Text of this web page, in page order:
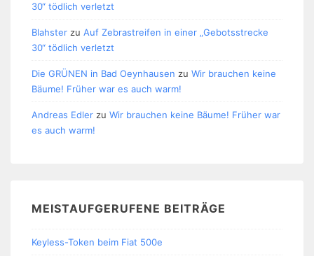
30“ tödlich verletzt
Blahster zu Auf Zebrastreifen in einer „Gebotsstrecke
30“ tödlich verletzt
Die GRÜNEN in Bad Oeynhausen zu Wir brauchen keine
Bäume! Früher war es auch warm!
Andreas Edler zu Wir brauchen keine Bäume! Früher war
es auch warm!
MEISTAUFGERUFENE BEITRÄGE
Keyless-Token beim Fiat 500e